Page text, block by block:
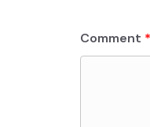
Comment *